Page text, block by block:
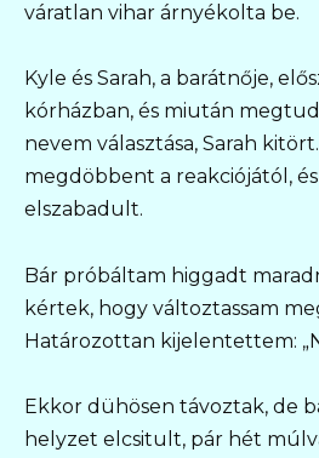
váratlan vihar árnyékolta be.
Kyle és Sarah, a barátnője,
kórházban, és miután
nevem választása, Sarah
megdöbbent a reakciójától,
elszabadult.
Bár próbáltam higgadt
kértek, hogy változtassam
Határozottan kijelentettem:
Ekkor dühösen távoztak, de
helyzet elcsitult, pár hét